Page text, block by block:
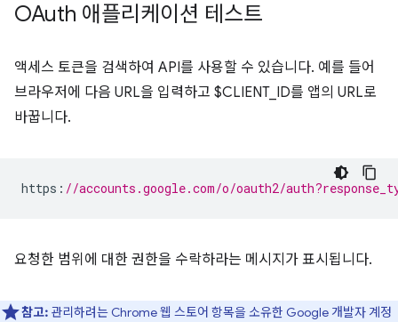
OAuth 애플리케이션 테스트
액세스 토큰을 검색하여 API를 사용할 수 있습니다. 예를 들어
브라우저에 다음 URL을 입력하고 $CLIENT_ID를 앱의 URL로
바꿉니다.
https : //accounts.google.com/o/oauth2/
요청한 범위에 대한 권한을 수락하라는 메시지가 표시됩니다.
참고: 관리하려는 Chrome 웹 스토어 항목을 소유한 Google 개발자 계정